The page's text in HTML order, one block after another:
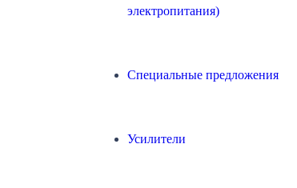
электропитания)
Специальные предложения
Усилители